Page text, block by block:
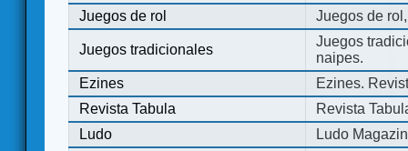
Juegos de rol
Juegos de
Juegos tradicionales
Juegos
naipes.
Ezines
Ezines.
Revista Tabula
Revista
Ludo
Ludo